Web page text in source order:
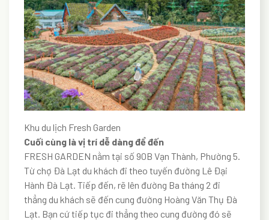
Khu du lịch Fresh Garden
Cuối cùng là vị trí dễ dàng để đến
FRESH GARDEN nằm tại số 90B Vạn Thành, Phường 5.
Từ chợ Đà Lạt du khách đi theo tuyến đường Lê Đại
Hành Đà Lạt. Tiếp đến, rẽ lên đường Ba tháng 2 đi
thẳng du khách sẽ đến cung đường Hoàng Văn Thụ Đà
Lạt. Bạn cứ tiếp tục đi thẳng theo cung đường đó sẽ